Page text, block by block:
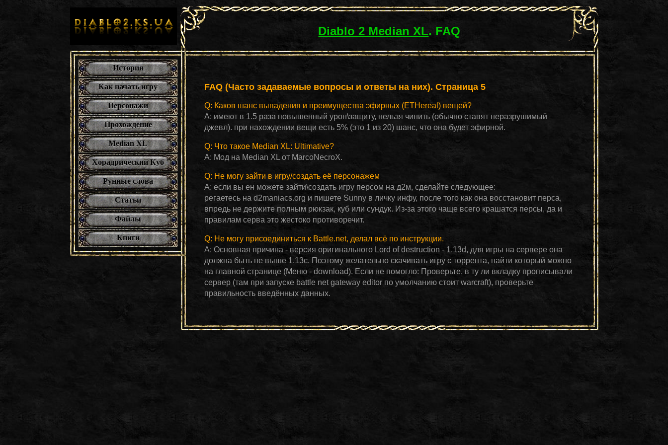
История
Как начать игру
Персонажи
Прохождение
Median XL
Хорадрический Куб
Рунные слова
Статьи
Файлы
Книги
Diablo 2 Median XL. FAQ
FAQ (Часто задаваемые вопросы и ответы на них). Страница 5
Q: Каков шанс выпадения и преимущества эфирных (ETHereal) вещей?
A: имеют в 1.5 раза повышенный урон\защиту, нельзя чинить (обычно ставят неразрушимый
джевл). при нахождении вещи есть 5% (это 1 из 20) шанс, что она будет эфирной.
Q: Что такое Median XL: Ultimative?
A: Мод на Median XL от MarcoNecroX.
Q: Не могу зайти в игру/создать её персонажем
A: если вы ен можете зайти\создать игру персом на д2м, сделайте следующее:
регаетесь на d2maniacs.org и пишете Sunny в личку инфу, после того как она восстановит перса,
впредь не держите полным рюкзак, куб или сундук. Из-за этого чаще всего крашатся персы, да и
правилам серва это жестоко противоречит.
Q: Не могу присоединиться к Battle.net, делал всё по инструкции.
A: Основная причина - версия оригинального Lord of destruction - 1.13d, для игры на сервере она
должна быть не выше 1.13c. Поэтому желательно скачивать игру с торрента, найти который можно
на главной странице (Меню - download). Если не помогло: Проверьте, в ту ли вкладку прописывали
сервер (там при запуске battle net gateway editor по умолчанию стоит warcraft), проверьте
правильность введённых данных.